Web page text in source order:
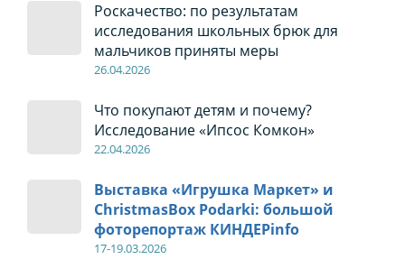
Роскачество: по результатам
исследования школьных брюк для
мальчиков приняты меры
26.04.2026
Что покупают детям и почему?
Исследование «Ипсос Комкон»
22.04.2026
Выставка «Игрушка Маркет» и
ChristmasBox Podarki: большой
фоторепортаж КИНДЕРinfo
17-19.03.2026